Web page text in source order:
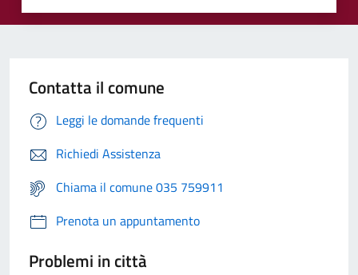
Contatta il comune
Leggi le domande frequenti
Richiedi Assistenza
Chiama il comune 035 759911
Prenota un appuntamento
Problemi in città